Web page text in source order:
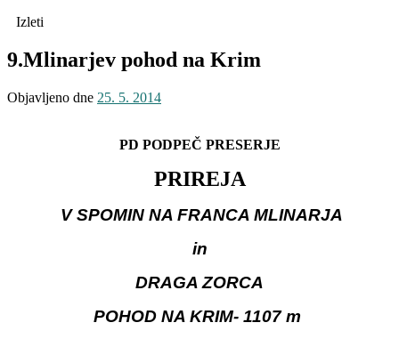
Izleti
9.Mlinarjev pohod na Krim
Objavljeno dne 25. 5. 2014
PD PODPEČ PRESERJE
PRIREJA
V SPOMIN NA FRANCA MLINARJA
in
DRAGA ZORCA
POHOD NA KRIM- 1107 m